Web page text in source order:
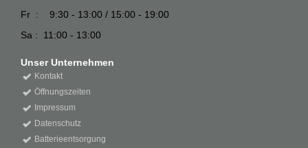
Fr : 9:30 - 13:00 / 15:00 - 19:00
Sa : 11:00 - 13:00
Unser Unternehmen
Kontakt
Öffnungszeiten
Impressum
Datenschutz
Batterieentsorgung